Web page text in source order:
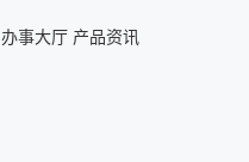
办事大厅 产品资讯